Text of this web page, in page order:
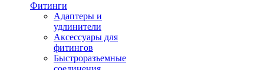
Фитинги
Адаптеры и
удлинители
Аксессуары для
фитингов
Быстроразъемные